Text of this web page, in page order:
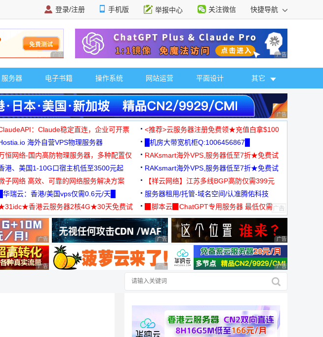
登录/注册 手机版 举报中心 关注微信 快捷导航
广告 商业广告，理性选择 广告 商业广告，理
服务器 电子书籍 操作系统 网站运营 平面设计 其它
广告 商业广告，理
：Claude稳定直连，企业可开票
<推荐>云服务器注册免费领★充值白拿$100
海外自营VPS物理服务器
█机房大带宽机柜Q:1006456867█
恒网络-国内高防物理服务器，多种配置仅
元/月起
RAKsmart海外VPS,服务器低至7折★免费试
用★
港、美国1-10G口宿主机低至3500元起
RAKsmart海外VPS,服务器低至7折★免费试
用★
子网络 高效、可靠的网络服务解决方案
【祥云网络】江苏多线BGP高防仅需399元
█华瑞云：香港/美国vps仅需0.6元/天█
服务器租用/托管-域名空间/认准腾佑科技
香港云服务器2核4G★30天免费试
◆
▉脚本云▉ChatGPT专用服务器 最低仅需
19元/月
广告 商业广告，理性选择 广告 商业广告，理性选择 广告 商业广告，理
广告 商业广告，理性选择 广告 商业广告，理性选择 广告 商业广告，理